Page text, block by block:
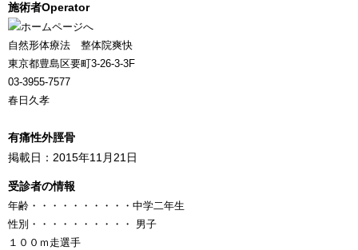
施術者Operator
自然形体療法 整体院爽快
東京都豊島区要町3-26-3-3F
03-3955-7577
春日久孝
有痛性外脛骨
掲載日：2015年11月21日
受診者の情報
年齢 ・・・・・・・・・・ 中学二年生
性別 ・・・・・・・・・・
男子
１００ｍ走選手